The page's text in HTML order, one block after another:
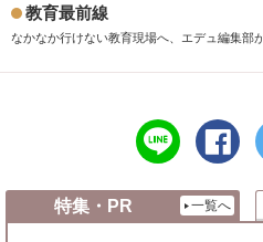
教育最前線
なかなか行けない教育現場へ、エデュ編集部
line
で
る
シ
ェ
す
る
特集・PR 一覧へ